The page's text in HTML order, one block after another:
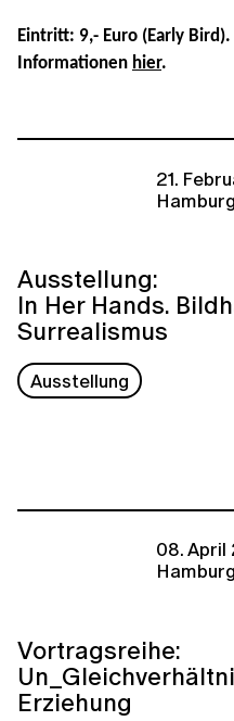
Eintritt: 9,- Euro (Early
Informationen hier.
21.
Hamburg
Ausstellung:
In Her Hands.
Surrealismus
Ausstellung
08. April
Hamburg
Vortragsreihe:
Erziehung